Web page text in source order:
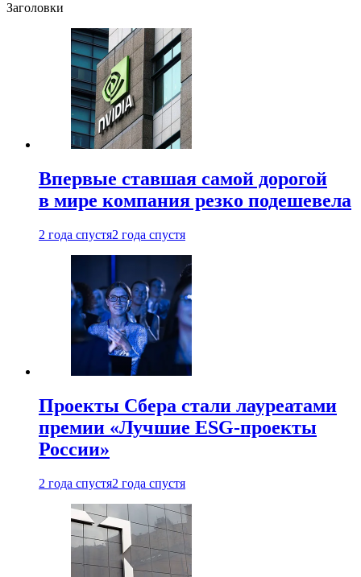
Заголовки
Впервые ставшая самой дорогой
в мире компания резко подешевела
2 года спустя2 года спустя
Проекты Сбера стали лауреатами
премии «Лучшие ESG-проекты
России»
2 года спустя2 года спустя